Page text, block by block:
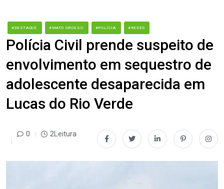
#DESTAQUE #MATO GROSSO #POLÍCIA #REDES
Polícia Civil prende suspeito de
envolvimento em sequestro de
adolescente desaparecida em
Lucas do Rio Verde
0 2Leitura